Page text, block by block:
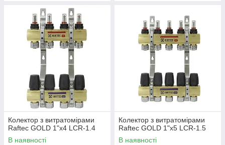
Колектор з витратомірами
Raftec GOLD 1"х4 LCR-1.4
В наявності
Колектор з витратомірами
Raftec GOLD 1"х5 LCR-1.5
В наявності